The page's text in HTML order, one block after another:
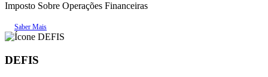
Imposto Sobre Operações Financeiras
Saber Mais
DEFIS